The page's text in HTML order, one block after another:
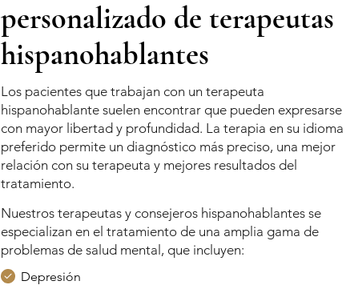
personalizado de terapeutas
hispanohablantes
Los pacientes que trabajan con un terapeuta
hispanohablante suelen encontrar que pueden expresarse
con mayor libertad y profundidad. La terapia en su idioma
preferido permite un diagnóstico más preciso, una mejor
relación con su terapeuta y mejores resultados del
tratamiento.
Nuestros terapeutas y consejeros hispanohablantes se
especializan en el tratamiento de una amplia gama de
problemas de salud mental, que incluyen:
Depresión